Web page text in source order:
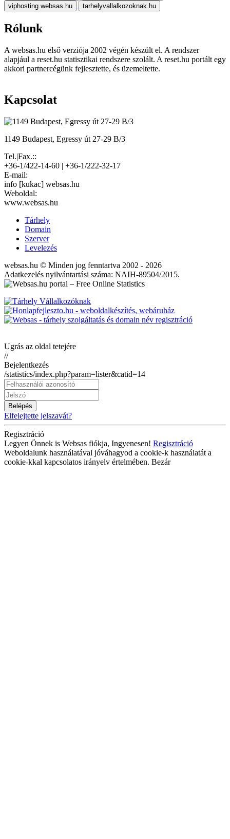
viphosting.websas.hu
tarhelyvallalkozoknak.hu
Rólunk
A websas.hu első verziója 2002 végén készült el. A rendszer
alapjául a reset.hu statisztikai rendszere szolált. A reset.hu portált egy
akkori partnercégünk fejlesztette, és üzemeltette.
Kapcsolat
1149 Budapest, Egressy út 27-29 B/3
Tel.|Fax.::
+36-1/422-14-60 | +36-1/222-32-17
E-mail:
info [kukac] websas.hu
Weboldal:
www.websas.hu
Tárhely
Domain
Szerver
Levelezés
websas.hu © Minden jog fenntartva 2002 - 2026
Adatkezelés nyilvántartási száma: NAIH-89504/2015.
Ugrás az oldal tetejére
//
Bejelentkezés
/statistics/index.php?param=lister&catid=14
Belépés
Elfelejtette jelszavát?
Regisztráció
Legyen Önnek is Websas fiókja, Ingyenesen! Regisztráció
Weboldalunk használatával jóváhagyod a cookie-k használatát a
cookie-kkal kapcsolatos irányelv értelmében. Bezár